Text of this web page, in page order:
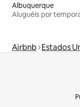
Albuquerque
Aluguéis por
Airbnb Estados